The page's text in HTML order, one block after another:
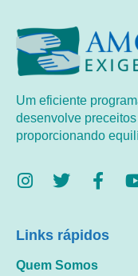
Um eficiente
desenvolve
proporcionando
Links rápidos
Quem Somos